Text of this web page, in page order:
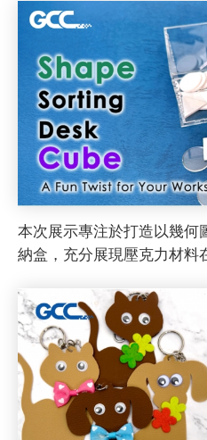
本次展示專注於打造以幾何
納盒，充分展現壓克力材料